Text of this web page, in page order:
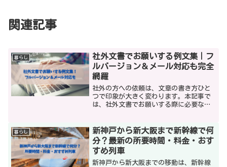
関連記事
暮らし
社外文書でお願いする例文集｜フ
ルバージョン＆メール対応も完全
網羅
社外の方への依頼は、文章の書き方ひと
つで印象が大きく変わります。本記事で
は、社外文書でお願いする際に必要な基
見積作成・原稿依頼など、用途ごとの短
文例、丁寧文、フルバージ...
暮らし
新神戸から新大阪まで新幹線で何
分？最新の所要時間・料金・おす
すめ列車
新神戸から新大阪までの移動は、新幹線